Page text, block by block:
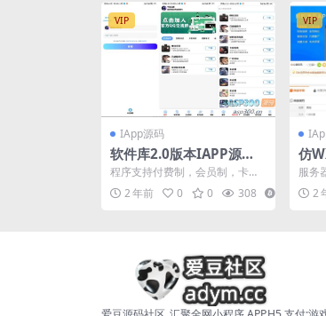
VIP
IApp源码
软件库2.0版本IAPP源码v
3+配置教程
程序支持付费制，会员制，卡密
制，密码制，而且可对接蓝奏
云。 更新历史： V2.0...
2 年前 0 0 308
VIP
仿
天
H5/
服务
带宽
服务
2